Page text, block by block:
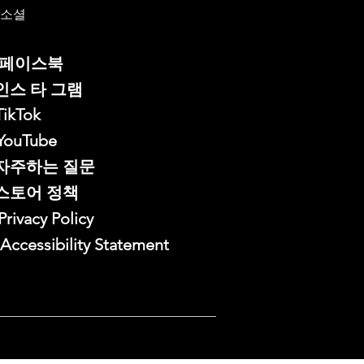
소셜
이스북
스 타 그램
주하는 질문
토어 정책
Policy
Accessibility Statement